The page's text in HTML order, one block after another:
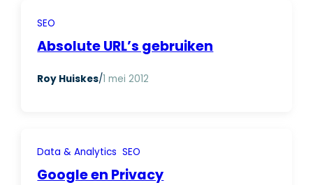
SEO
Absolute URL’s gebruiken
Roy Huiskes/1 mei 2012
Data & Analytics SEO
Google en Privacy